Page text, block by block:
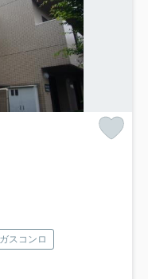
ガスコンロ